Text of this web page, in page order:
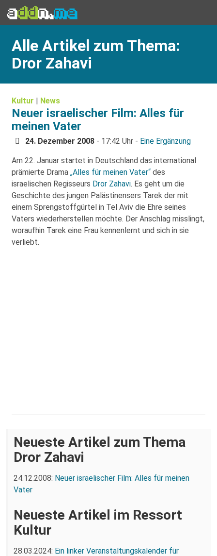
Alle Artikel zum Thema:
Dror Zahavi
Kultur | News
Neuer israelischer Film: Alles für
meinen Vater
24. Dezember 2008 - 17:42 Uhr - Eine Ergänzung
Am 22. Januar startet in Deutschland das international
prämierte Drama „Alles für meinen Vater“ des
israelischen Regisseurs Dror Zahavi. Es geht um die
Geschichte des jungen Palästinensers Tarek der mit
einem Sprengstoffgürtel in Tel Aviv die Ehre seines
Vaters wiederherstellen möchte. Der Anschlag misslingt,
woraufhin Tarek eine Frau kennenlernt und sich in sie
verliebt.
Neueste Artikel zum Thema
Dror Zahavi
24.12.2008: Neuer israelischer Film: Alles für meinen
Vater
Neueste Artikel im Ressort
Kultur
28.03.2024: Ein linker Veranstaltungskalender für